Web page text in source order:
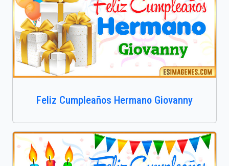
Feliz Cumpleaños Hermano Giovanny